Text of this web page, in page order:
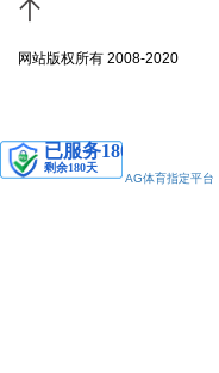
网站版权所有 2008-2020
AG体育指定平台